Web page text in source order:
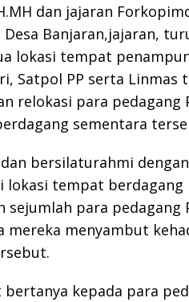
dan jajaran
Banjaran,jajaran,
lokasi tempat
Satpol PP serta Linmas
relokasi para pedagang
sementara
bersilaturahmi
lokasi tempat berdagang
para pedagang
mereka menyambut
kepada para